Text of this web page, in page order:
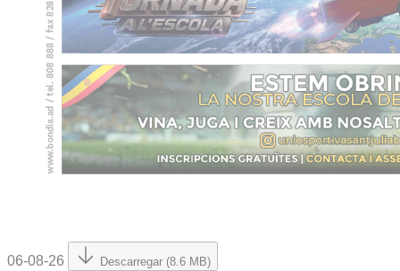
06-08-26 Descarregar (8.6 MB)